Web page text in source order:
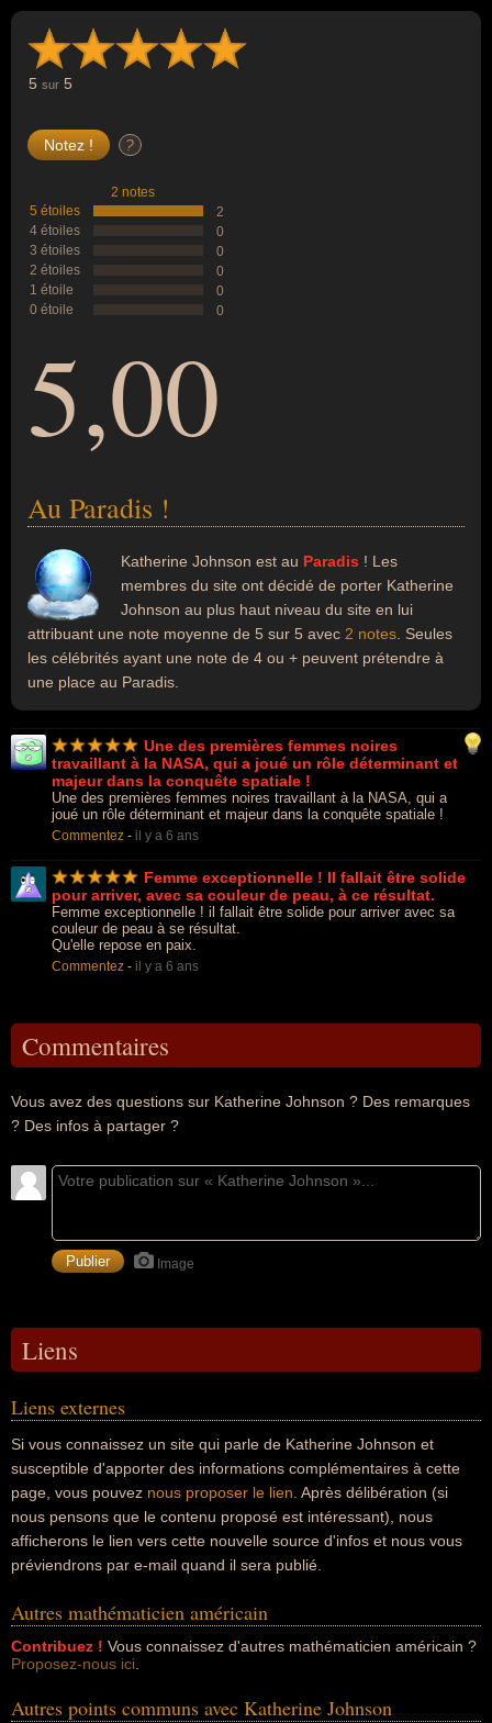
5 sur 5
?
2 notes
5 étoiles
2
4 étoiles
0
3 étoiles
0
2 étoiles
0
1 étoile
0
0 étoile
0
5,00
Au Paradis !
Katherine Johnson est au Paradis ! Les
membres du site ont décidé de porter Katherine
Johnson au plus haut niveau du site en lui
attribuant une note moyenne de 5 sur 5 avec 2 notes . Seules
les célébrités ayant une note de 4 ou + peuvent prétendre à
une place au Paradis.
Une des premières femmes noires
travaillant à la NASA, qui a joué un rôle déterminant et
majeur dans la conquête spatiale !
Une des premières femmes noires travaillant à la NASA, qui a
joué un rôle déterminant et majeur dans la conquête spatiale !
Commentez - il y a 6 ans
Femme exceptionnelle ! Il fallait être solide
pour arriver, avec sa couleur de peau, à ce résultat.
Femme exceptionnelle ! il fallait être solide pour arriver avec sa
couleur de peau à se résultat.
Qu'elle repose en paix.
Commentez - il y a 6 ans
Commentaires
Vous avez des questions sur Katherine Johnson ? Des remarques
? Des infos à partager ?
Image
Liens
Liens externes
Si vous connaissez un site qui parle de Katherine Johnson et
susceptible d'apporter des informations complémentaires à cette
page, vous pouvez nous proposer le lien . Après délibération (si
nous pensons que le contenu proposé est intéressant), nous
afficherons le lien vers cette nouvelle source d'infos et nous vous
préviendrons par e-mail quand il sera publié.
Autres mathématicien américain
Contribuez ! Vous connaissez d'autres mathématicien américain ?
Proposez-nous ici
Autres points communs avec Katherine Johnson